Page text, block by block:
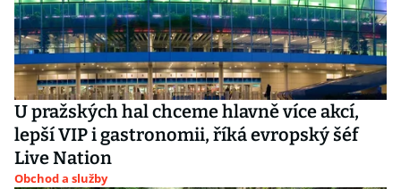
U pražských hal chceme hlavně více akcí,
lepší VIP i gastronomii, říká evropský šéf
Live Nation
Obchod a služby